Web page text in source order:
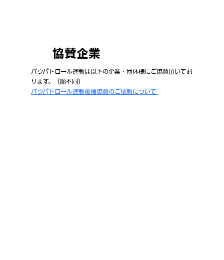
協賛企業
バウパトロール運動は以下の企業・団体様にご協賛頂いてお
ります。（順不同）
バウパトロール運動後援協賛のご依頼について